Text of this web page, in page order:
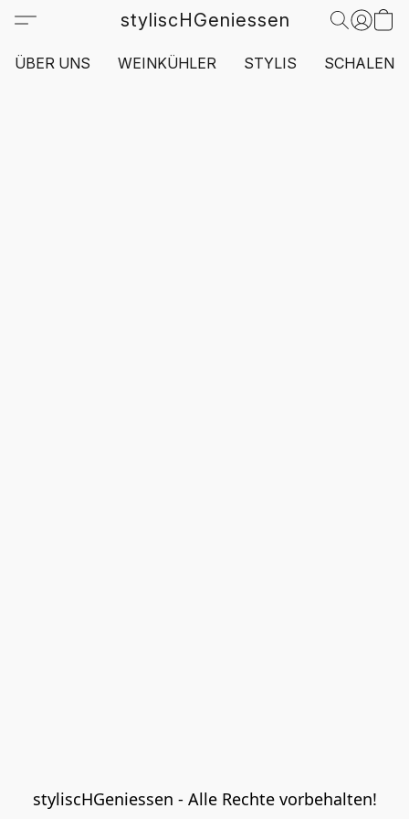
styliscHGeniessen
ÜBER UNS WEINKÜHLER STYLIS SCHALEN
styliscHGeniessen - Alle Rechte vorbehalten!